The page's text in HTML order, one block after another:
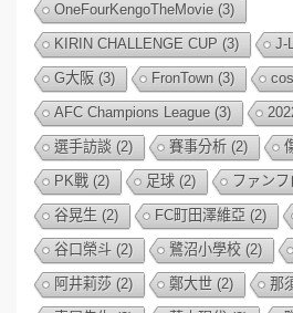
OneFourKengoTheMovie (3)
KIRIN CHALLENGE CUP (3) J-
G大阪 (3) FronTown (3)
AFC Champions League (3)
選手訪談 (2) 賽事分析 (2)
PK戰 (2) 足球 (2) ファンフ
谷晃生 (2) FC町田澤維亞 (2)
谷口榮斗 (2) 鷺沼小學校 (2)
阿井莉莎 (2) 鄭大世 (2) 那